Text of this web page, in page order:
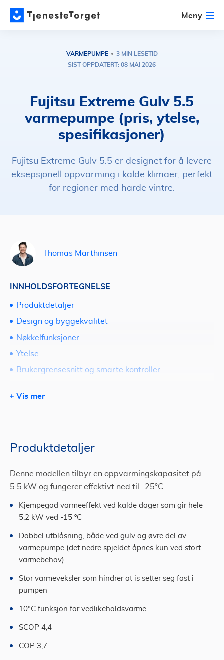
Meny
VARMEPUMPE
3 MIN LESETID
SIST OPPDATERT: 08 MAI 2026
Fujitsu Extreme Gulv 5.5
varmepumpe (pris, ytelse,
spesifikasjoner)
Fujitsu Extreme Gulv 5.5 er designet for å levere
eksepsjonell oppvarming i kalde klimaer, perfekt
for regioner med harde vintre.
Produktdetaljer
Denne modellen tilbyr en oppvarmingskapasitet på
5.5 kW og fungerer effektivt ned til -25°C.
Kjempegod varmeeffekt ved kalde dager som gir hele
5,2 kW ved -15 ºC
Dobbel utblåsning, både ved gulv og øvre del av
varmepumpe (det nedre spjeldet åpnes kun ved stort
varmebehov).
Stor varmeveksler som hindrer at is setter seg fast i
pumpen
10°C funksjon for vedlikeholdsvarme
SCOP 4,4
COP 3,7
Thomas Marthinsen
INNHOLDSFORTEGNELSE
Produktdetaljer
Design og byggekvalitet
Nøkkelfunksjoner
Ytelse
Brukergrensesnitt og smarte kontroller
Vis mer